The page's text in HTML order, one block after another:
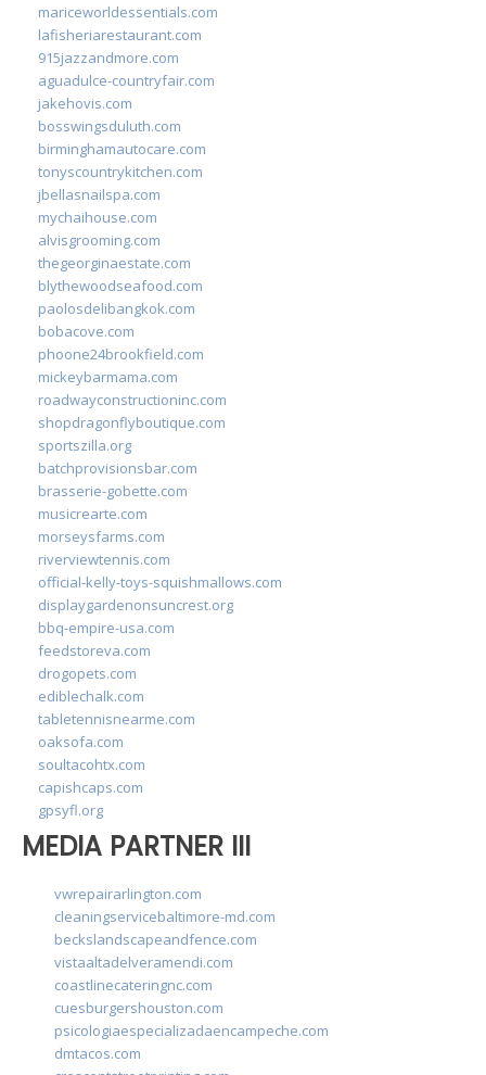
mariceworldessentials.com
lafisheriarestaurant.com
915jazzandmore.com
aguadulce-countryfair.com
jakehovis.com
bosswingsduluth.com
birminghamautocare.com
tonyscountrykitchen.com
jbellasnailspa.com
mychaihouse.com
alvisgrooming.com
thegeorginaestate.com
blythewoodseafood.com
paolosdelibangkok.com
bobacove.com
phoone24brookfield.com
mickeybarmama.com
roadwayconstructioninc.com
shopdragonflyboutique.com
sportszilla.org
batchprovisionsbar.com
brasserie-gobette.com
musicrearte.com
morseysfarms.com
riverviewtennis.com
official-kelly-toys-squishmallows.com
displaygardenonsuncrest.org
bbq-empire-usa.com
feedstoreva.com
drogopets.com
ediblechalk.com
tabletennisnearme.com
oaksofa.com
soultacohtx.com
capishcaps.com
gpsyfl.org
MEDIA PARTNER III
vwrepairarlington.com
cleaningservicebaltimore-md.com
beckslandscapeandfence.com
vistaaltadelveramendi.com
coastlinecateringnc.com
cuesburgershouston.com
psicologiaespecializadaencampeche.com
dmtacos.com